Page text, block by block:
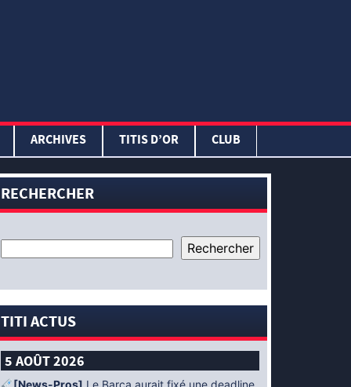
ARCHIVES TITIS D’OR CLUB
RECHERCHER
TITI ACTUS
5 AOÛT 2026